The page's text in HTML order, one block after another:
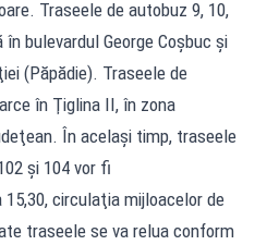
Traseele de autobuz 9, 10,
bulevardul George Coşbuc şi
(Păpădie). Traseele de
în Ţiglina II, în zona
În acelaşi timp, traseele
şi 104 vor fi
circulaţia mijloacelor de
traseele se va relua conform